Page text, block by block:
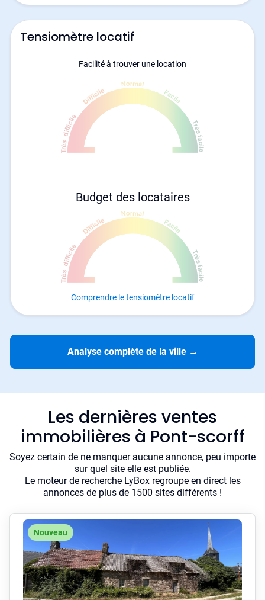
Tensiomètre locatif
Facilité à trouver une location
Budget des locataires
Comprendre le tensiomètre locatif
Analyse complète de la ville →
Les dernières ventes
immobilières à Pont-scorff
Soyez certain de ne manquer aucune annonce, peu importe
sur quel site elle est publiée.
Le moteur de recherche LyBox regroupe en direct les
annonces de plus de 1500 sites différents !
Nouveau